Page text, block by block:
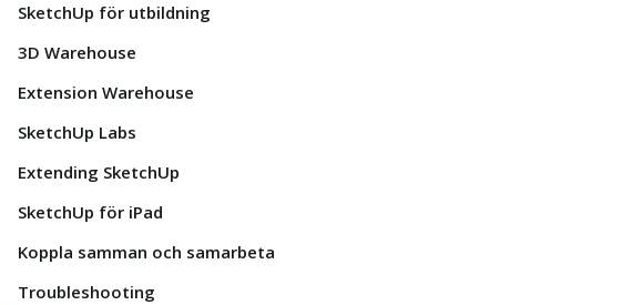
SketchUp för utbildning
3D Warehouse
Extension Warehouse
SketchUp Labs
Extending SketchUp
SketchUp för iPad
Koppla samman och samarbeta
Troubleshooting